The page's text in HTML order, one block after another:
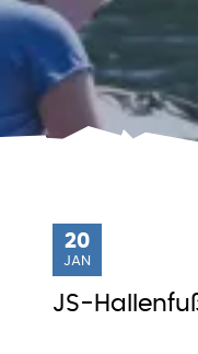
20
JAN
JS-